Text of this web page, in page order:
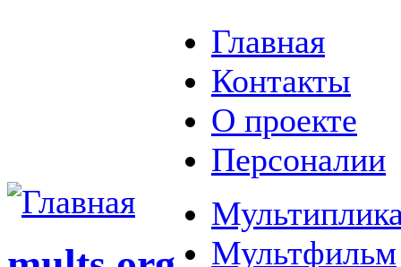
Главная
Контакты
О проекте
Персоналии
Мультфильм